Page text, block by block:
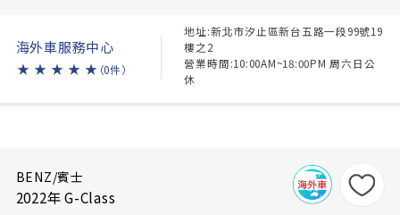
海外車服務中心
★ ★ ★ ★ ★ （0件）
地址:新北市汐止區新台五路一段99號19
樓之2
營業時間:10:00AM~18:00PM 周六日公
休
BENZ/賓士
2022年 G-Class